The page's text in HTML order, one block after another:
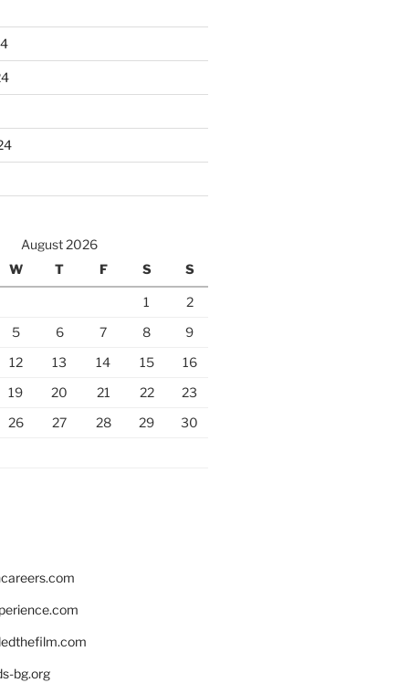
August 2026
W T F S S
1
2
5 6 7 8
9
12 13 14 15
16
19 20 21 22
23
26 27 28 29
30
bg.org